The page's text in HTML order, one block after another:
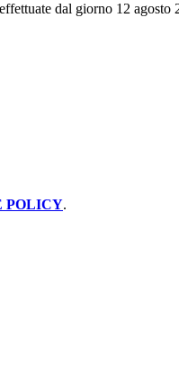
dal giorno 12 agosto
POLICY.